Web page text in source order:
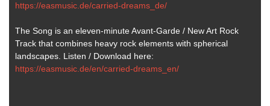
https://easmusic.de/carried-dreams_de/
The Song is an eleven-minute Avant-Garde / New Art Rock
Track that combines heavy rock elements with spherical
landscapes. Listen / Download here:
https://easmusic.de/en/carried-dreams_en/